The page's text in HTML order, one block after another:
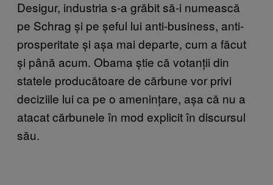
Desigur, industria s-a grăbit să-i numească
pe Schrag și pe șeful lui anti-business, anti-
prosperitate și așa mai departe, cum a făcut
și până acum. Obama știe că votanții din
statele producătoare de cărbune vor privi
deciziile lui ca pe o amenințare, așa că nu a
atacat cărbunele în mod explicit în discursul
său.